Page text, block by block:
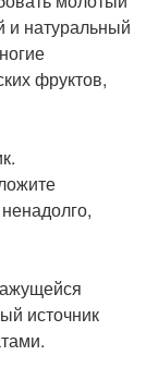
и натуральный
фруктов,
источник